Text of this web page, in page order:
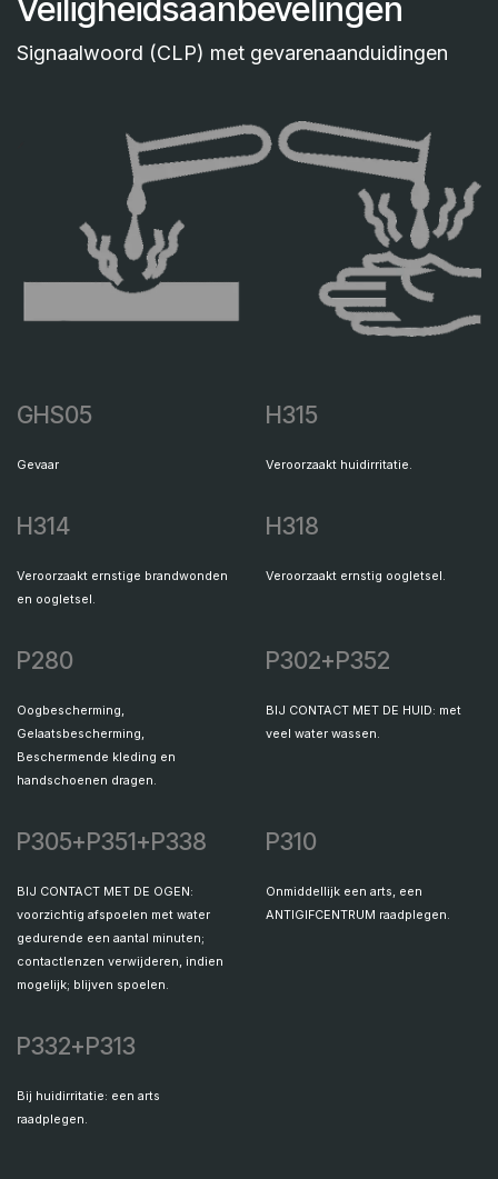
Signaalwoord (CLP) met gevarenaanduidingen
GHS05
Gevaar
H315
Veroorzaakt huidirritatie.
H314
Veroorzaakt ernstige brandwonden
en oogletsel.
H318
Veroorzaakt ernstig oogletsel.
P280
Oogbescherming,
Gelaatsbescherming,
Beschermende kleding en
handschoenen dragen.
P302+P352
BIJ CONTACT MET DE HUID: met
veel water wassen.
P305+P351+P338
BIJ CONTACT MET DE OGEN:
voorzichtig afspoelen met water
gedurende een aantal minuten;
contactlenzen verwijderen, indien
mogelijk; blijven spoelen.
P310
Onmiddellijk een arts, een
ANTIGIFCENTRUM raadplegen.
P332+P313
Bij huidirritatie: een arts
raadplegen.